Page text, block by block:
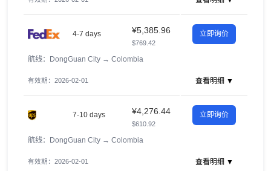
4-7 days ¥5,385.96
$769.42
立即询价
航线：DongGuan City → Colombia
有效期：2026-02-01 查看明细 ▼
7-10 days ¥4,276.44
$610.92
立即询价
航线：DongGuan City → Colombia
有效期：2026-02-01 查看明细 ▼